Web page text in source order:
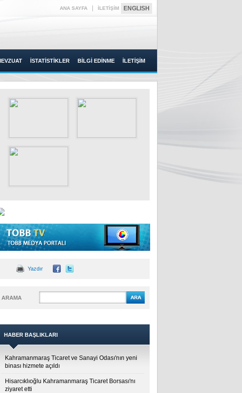
ANA SAYFA İLETİŞİM ENGLISH
İSTATİSTİKLER BİLGİ EDİNME İLETİŞİM
Yazdır
ARAMA
HABER BAŞLIKLARI
Kahramanmaraş Ticaret ve Sanayi Odası'nın yeni
binası hizmete açıldı
Hisarcıklıoğlu Kahramanmaraş Ticaret Borsası'nı
ziyaret etti